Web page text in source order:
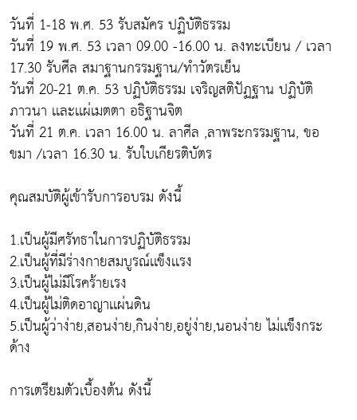
วันที่ 1-18 พ.ศ. 53 รับสมัคร ปฏิบัติธรรม
วันที่ 19 พ.ศ. 53 เวลา 09.00 -16.00 น. ลงทะเบียน / เวลา
17.30 รับศีล สมาฐานกรรมฐาน/ทำวัตรเย็น
วันที่ 20-21 ต.ค. 53 ปฏิบัติธรรม เจริญสติปัฏฐาน ปฏิบัติ
ภาวนา เเละเเผ่เมตตา อธิฐานจิต
วันที่ 21 ต.ค. เวลา 16.00 น. ลาศีล ,ลาพระกรรมฐาน, ขอ
ขมา /เวลา 16.30 น. รับใบเกียรติบัตร
คุณสมบัติผู้เข้ารับการอบรม ดังนี้
1.เป็นผู้มีศรัทธาในการปฏิบัติธรรม
2.เป็นผู้ที่มีร่างกายสมบูรณ์เเข็งเเรง
3.เป็นผู้ไม่มีโรคร้ายเรง
4.เป็นผู้ไม่ติดอาญาเเผ่นดิน
5.เป็นผู้ว่าง่าย,สอนง่าย,กินง่าย,อยู่ง่าย,นอนง่าย ไม่เเข็งกระ
ด้าง
การเตรียมตัวเบื้องต้น ดังนี้